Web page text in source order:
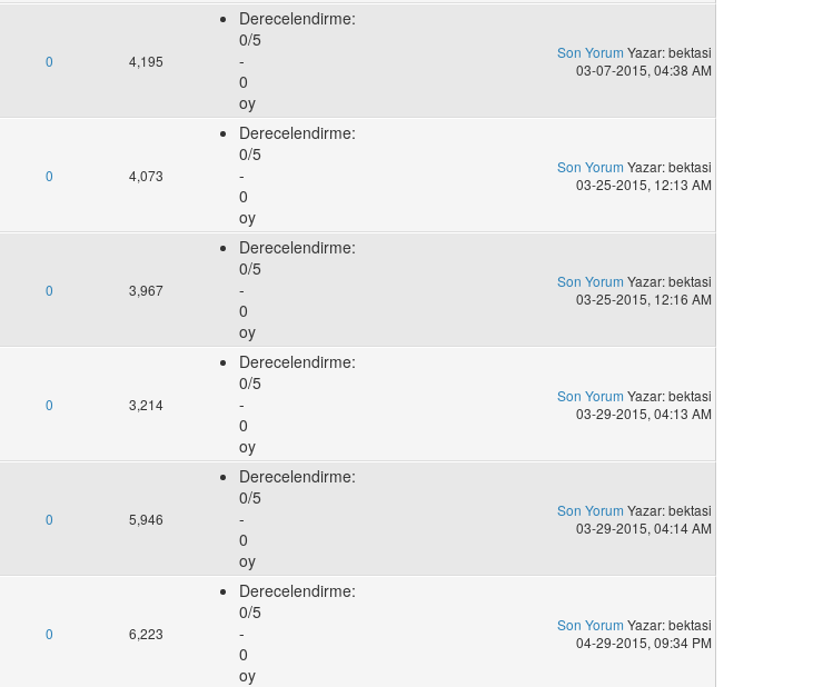
0 4,195
Derecelendirme:
0/5
-
0
oy
Son Yorum Yazar: bektasi
03-07-2015, 04:38 AM
0 4,073
Derecelendirme:
0/5
-
0
oy
Son Yorum Yazar: bektasi
03-25-2015, 12:13 AM
0 3,967
Derecelendirme:
0/5
-
0
oy
Son Yorum Yazar: bektasi
03-25-2015, 12:16 AM
0 3,214
Derecelendirme:
0/5
-
0
oy
Son Yorum Yazar: bektasi
03-29-2015, 04:13 AM
0 5,946
Derecelendirme:
0/5
-
0
oy
Son Yorum Yazar: bektasi
03-29-2015, 04:14 AM
0 6,223
Derecelendirme:
0/5
-
0
oy
Son Yorum Yazar: bektasi
04-29-2015, 09:34 PM